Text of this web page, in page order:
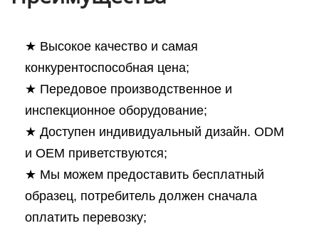
★ Высокое качество и самая
конкурентоспособная цена;
★ Передовое производственное и
инспекционное оборудование;
★ Доступен индивидуальный дизайн. ODM
и OEM приветствуются;
★ Мы можем предоставить бесплатный
образец, потребитель должен сначала
оплатить перевозку;